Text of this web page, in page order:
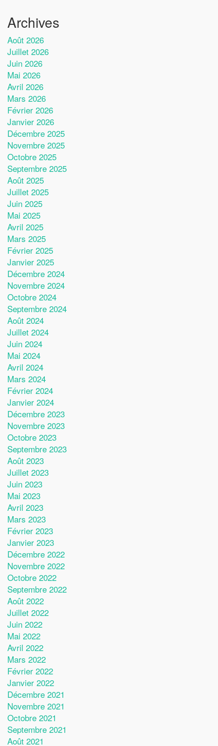
Archives
Août 2026
Juillet 2026
Juin 2026
Mai 2026
Avril 2026
Mars 2026
Février 2026
Janvier 2026
Décembre 2025
Novembre 2025
Octobre 2025
Septembre 2025
Août 2025
Juillet 2025
Juin 2025
Mai 2025
Avril 2025
Mars 2025
Février 2025
Janvier 2025
Décembre 2024
Novembre 2024
Octobre 2024
Septembre 2024
Août 2024
Juillet 2024
Juin 2024
Mai 2024
Avril 2024
Mars 2024
Février 2024
Janvier 2024
Décembre 2023
Novembre 2023
Octobre 2023
Septembre 2023
Août 2023
Juillet 2023
Juin 2023
Mai 2023
Avril 2023
Mars 2023
Février 2023
Janvier 2023
Décembre 2022
Novembre 2022
Octobre 2022
Septembre 2022
Août 2022
Juillet 2022
Juin 2022
Mai 2022
Avril 2022
Mars 2022
Février 2022
Janvier 2022
Décembre 2021
Novembre 2021
Octobre 2021
Septembre 2021
Août 2021